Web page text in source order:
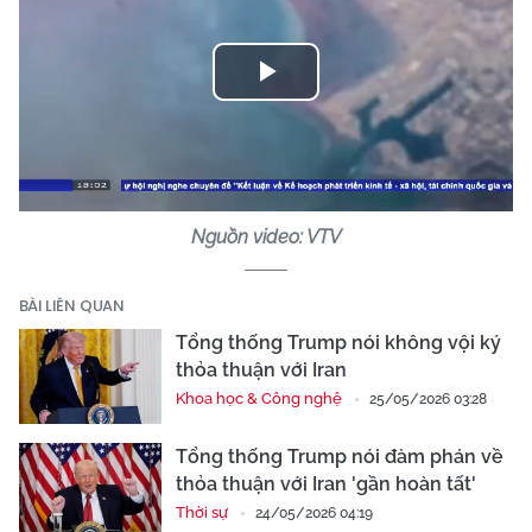
Play
Video
Nguồn video: VTV
BÀI LIÊN QUAN
Tổng thống Trump nói không vội ký
thỏa thuận với Iran
Khoa học & Công nghệ 25/05/2026 03:28
Tổng thống Trump nói đàm phán về
thỏa thuận với Iran 'gần hoàn tất'
Thời sự 24/05/2026 04:19